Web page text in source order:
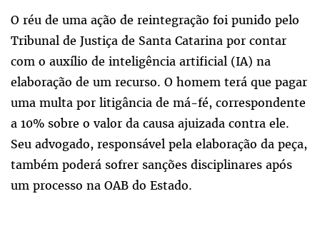
O réu de uma ação de reintegração foi punido pelo
Tribunal de Justiça de Santa Catarina por contar
com o auxílio de inteligência artificial (IA) na
elaboração de um recurso. O homem terá que pagar
uma multa por litigância de má-fé, correspondente
a 10% sobre o valor da causa ajuizada contra ele.
Seu advogado, responsável pela elaboração da peça,
também poderá sofrer sanções disciplinares após
um processo na OAB do Estado.